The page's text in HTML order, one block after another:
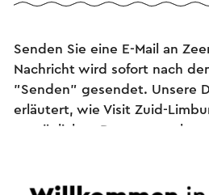
Senden Sie eine E-Mail an
Nachricht wird sofort nach
"Senden" gesendet. Unsere
erläutert, wie Visit Zuid-
persönlichen Daten umgeht.